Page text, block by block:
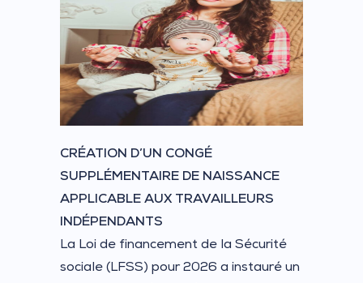
CRÉATION D’UN CONGÉ
SUPPLÉMENTAIRE DE NAISSANCE
APPLICABLE AUX TRAVAILLEURS
INDÉPENDANTS
La Loi de financement de la Sécurité
sociale (LFSS) pour 2026 a instauré un